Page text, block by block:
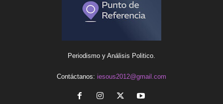
Periodismo y Análisis Politico.
Contáctanos: iesous2012@gmail.com